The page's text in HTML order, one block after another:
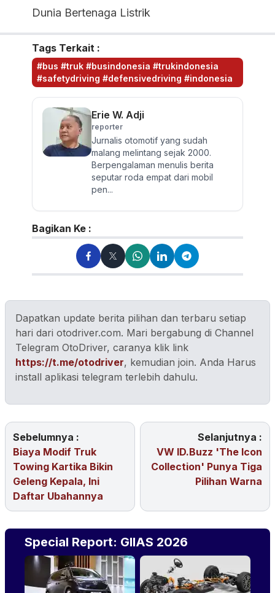
Dunia Bertenaga Listrik
Tags Terkait :
#bus #truk #busindonesia #trukindonesia
#safetydriving #defensivedriving #indonesia
Erie W. Adji
reporter
Jurnalis otomotif yang sudah
malang melintang sejak 2000.
Berpengalaman menulis berita
seputar roda empat dari mobil
pen...
Bagikan Ke :
Dapatkan update berita pilihan dan terbaru setiap
hari dari otodriver.com. Mari bergabung di Channel
Telegram OtoDriver, caranya klik link
https://t.me/otodriver, kemudian join. Anda Harus
install aplikasi telegram terlebih dahulu.
Sebelumnya :
Biaya Modif Truk
Towing Kartika Bikin
Geleng Kepala, Ini
Daftar Ubahannya
Selanjutnya :
VW ID.Buzz 'The Icon
Collection' Punya Tiga
Pilihan Warna
Special Report: GIIAS 2026